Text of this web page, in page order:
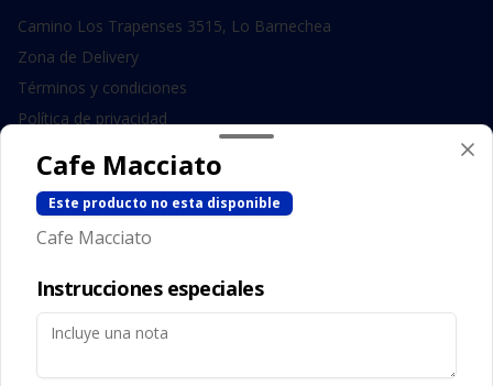
Camino Los Trapenses 3515, Lo Barnechea
Zona de Delivery
Términos y condiciones
Política de privacidad
Redes sociales
Instagram
Facebook
Mi cuenta
Cafe Macciato
Este producto no esta disponible
Cafe Macciato
Instrucciones especiales